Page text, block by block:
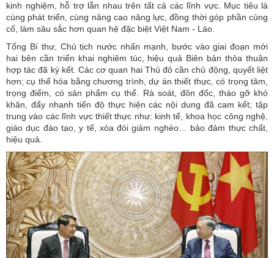
kinh nghiệm, hỗ trợ lẫn nhau trên tất cả các lĩnh vực. Mục tiêu là
cùng phát triển, cùng nâng cao năng lực, đồng thời góp phần củng
cố, làm sâu sắc hơn quan hệ đặc biệt Việt Nam - Lào.
Tổng Bí thư, Chủ tịch nước nhấn mạnh, bước vào giai đoạn mới
hai bên cần triển khai nghiêm túc, hiệu quả Biên bản thỏa thuận
hợp tác đã ký kết. Các cơ quan hai Thủ đô cần chủ động, quyết liệt
hơn; cụ thể hóa bằng chương trình, dự án thiết thực, có trọng tâm,
trọng điểm, có sản phẩm cụ thể. Rà soát, đôn đốc, tháo gỡ khó
khăn, đẩy nhanh tiến độ thực hiện các nội dung đã cam kết; tập
trung vào các lĩnh vực thiết thực như: kinh tế, khoa học công nghệ,
giáo dục đào tạo, y tế, xóa đói giảm nghèo… bảo đảm thực chất,
hiệu quả.